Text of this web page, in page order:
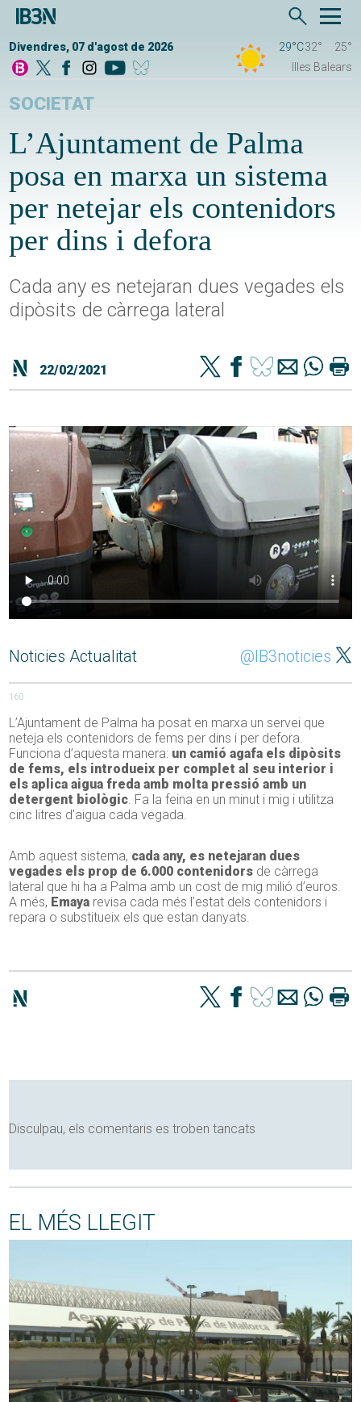
Divendres, 07 d'agost de 2026 29°C32°
25°
Illes Balears
SOCIETAT
L’Ajuntament de Palma
posa en marxa un sistema
per netejar els contenidors
per dins i defora
Cada any es netejaran dues vegades els
dipòsits de càrrega lateral
22/02/2021
Noticies Actualitat @IB3noticies
160
L’Ajuntament de Palma ha posat en marxa un servei que
neteja els contenidors de fems per dins i per defora.
Funciona d’aquesta manera: un camió agafa els dipòsits
de fems, els introdueix per complet al seu interior i
els aplica aigua freda amb molta pressió amb un
detergent biològic. Fa la feina en un minut i mig i utilitza
cinc litres d’aigua cada vegada.
Amb aquest sistema, cada any, es netejaran dues
vegades els prop de 6.000 contenidors de càrrega
lateral que hi ha a Palma amb un cost de mig milió d’euros.
A més, Emaya revisa cada més l’estat dels contenidors i
repara o substitueix els que estan danyats.
Disculpau, els comentaris es troben tancats
EL MÉS LLEGIT